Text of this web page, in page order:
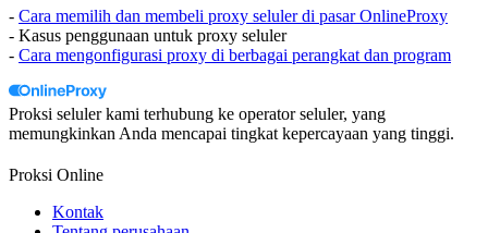
- Cara memilih dan membeli proxy seluler di pasar OnlineProxy
- Kasus penggunaan untuk proxy seluler
- Cara mengonfigurasi proxy di berbagai perangkat dan program
Proksi seluler kami terhubung ke operator seluler, yang
memungkinkan Anda mencapai tingkat kepercayaan yang tinggi.
Proksi Online
Kontak